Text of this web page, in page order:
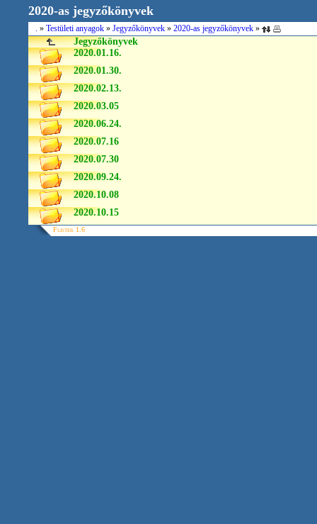
2020-as jegyzőkönyvek
. » Testületi anyagok » Jegyzőkönyvek » 2020-as jegyzőkönyvek »
Jegyzőkönyvek
2020.01.16.
2020.01.30.
2020.02.13.
2020.03.05
2020.06.24.
2020.07.16
2020.07.30
2020.09.24.
2020.10.08
2020.10.15
Flister 1.6